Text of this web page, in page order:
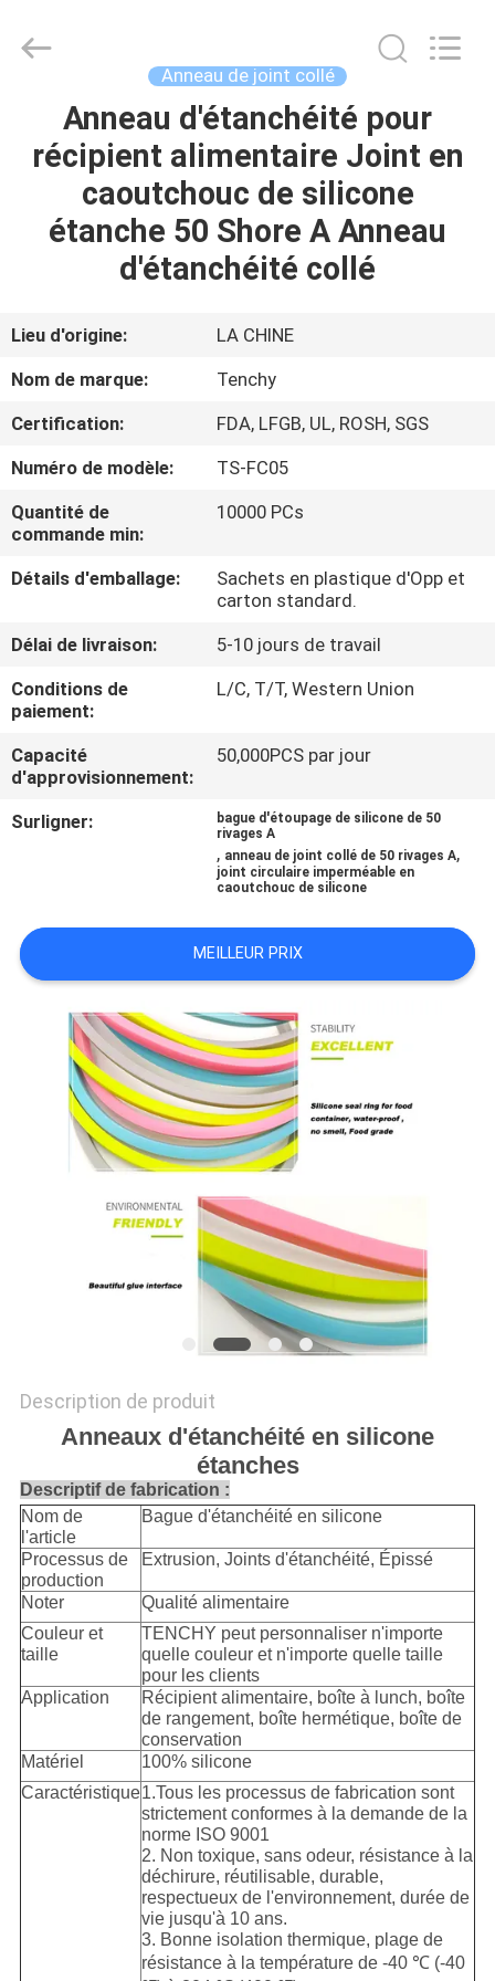
MAISON
PRODUITS
DE
NOUS
VISITE
D'USINE
CONTRÔLE
DE
CONTACTEZ-
NOUS
UNE
NOUVELLES
silicone
siliconesealgasket.com.
Anneau de joint collé
Anneau d'étanchéité pour
récipient alimentaire Joint en
caoutchouc de silicone
étanche 50 Shore A Anneau
d'étanchéité collé
Lieu d'origine:
LA CHINE
Nom de marque:
Tenchy
Certification:
FDA, LFGB, UL, ROSH, SGS
Numéro de modèle:
TS-FC05
Quantité de
commande min:
10000 PCs
Détails d'emballage:
Sachets en plastique d'Opp et
carton standard.
Délai de livraison:
5-10 jours de travail
Conditions de
paiement:
L/C, T/T, Western Union
Capacité
d'approvisionnement:
50,000PCS par jour
Surligner:
bague d'étoupage de silicone de 50
rivages A
, anneau de joint collé de 50 rivages A,
joint circulaire imperméable en
caoutchouc de silicone
MEILLEUR PRIX
Description de produit
Anneaux d'étanchéité en silicone
étanches
Descriptif de fabrication :
Nom de
l'article
Bague d'étanchéité en silicone
Processus de
production
Extrusion, Joints d'étanchéité, Épissé
Noter
Qualité alimentaire
Couleur et
taille
TENCHY peut personnaliser n'importe
quelle couleur et n'importe quelle taille
pour les clients
Application
Récipient alimentaire, boîte à lunch, boîte
de rangement, boîte hermétique, boîte de
conservation
Matériel
100% silicone
Caractéristique1.Tous les processus de fabrication sont
strictement conformes à la demande de la
norme ISO 9001
2. Non toxique, sans odeur, résistance à la
déchirure, réutilisable, durable,
respectueux de l'environnement, durée de
vie jusqu'à 10 ans.
3. Bonne isolation thermique, plage de
résistance à la température de -40 ℃ (-40